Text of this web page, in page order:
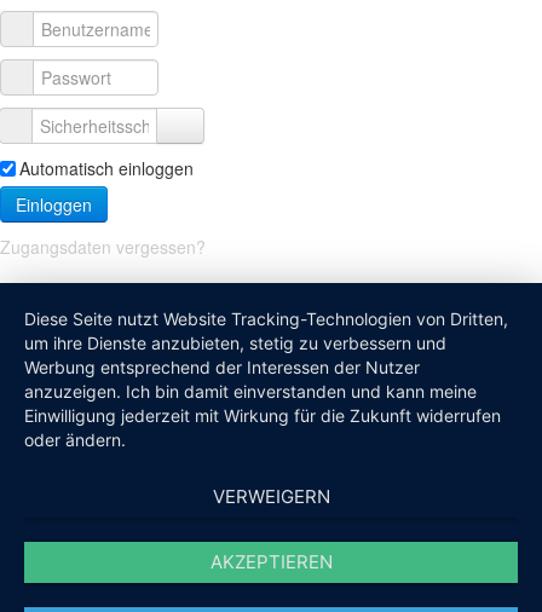
Automatisch einloggen
Einloggen
Zugangsdaten vergessen?
Diese Seite nutzt Website Tracking-Technologien von Dritten,
um ihre Dienste anzubieten, stetig zu verbessern und
Werbung entsprechend der Interessen der Nutzer
anzuzeigen. Ich bin damit einverstanden und kann meine
Einwilligung jederzeit mit Wirkung für die Zukunft widerrufen
oder ändern.
VERWEIGERN
AKZEPTIEREN